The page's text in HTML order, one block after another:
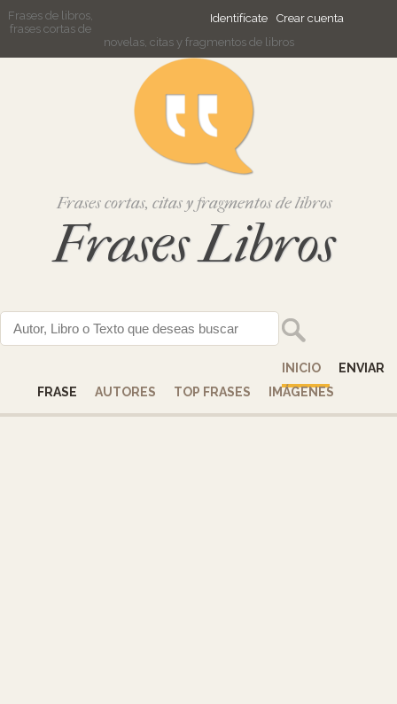
Identifícate Crear cuenta
Frases de libros,
frases cortas de
novelas, citas y fragmentos de libros
Frases cortas, citas y fragmentos de libros
Frases Libros
INICIO
ENVIAR
FRASE
AUTORES TOP FRASES IMÁGENES